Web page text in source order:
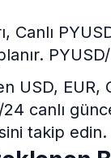
Canlı
USD,
24 canlı
takip edin.